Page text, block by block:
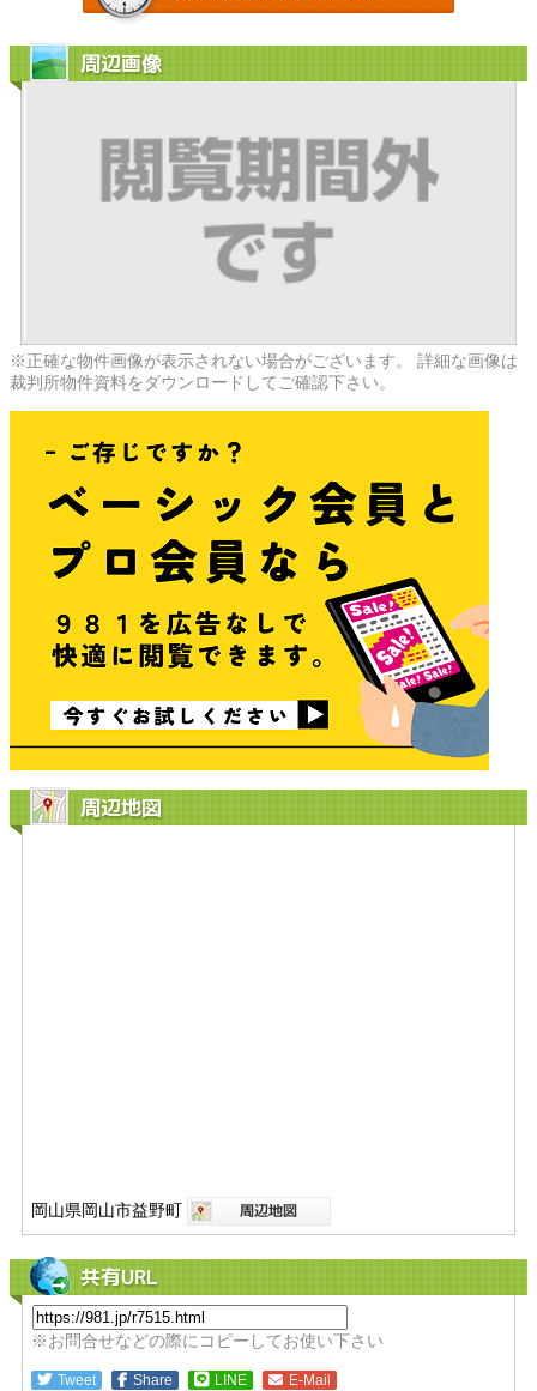
周辺画像
※正確な物件画像が表示されない場合がございます。 詳細な画像は
裁判所物件資料をダウンロードしてご確認下さい。
周辺地図
岡山県岡山市益野町
共有URL
※お問合せなどの際にコピーしてお使い下さい
Tweet Share LINE E-Mail